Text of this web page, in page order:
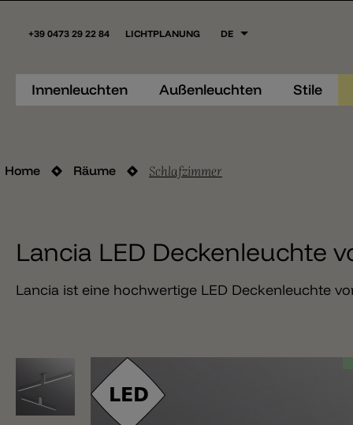
LICHTPLANUNG
+39 0473 29 22 84 DE
Innenleuchten Außenleuchten Stile
Home Räume Schlafzimmer
Lancia LED Deckenleuchte
Lancia ist eine hochwertige LED Deckenleuchte